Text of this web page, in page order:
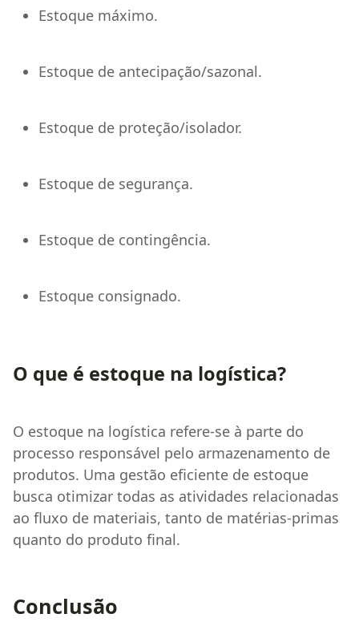
Estoque máximo.
Estoque de antecipação/sazonal.
Estoque de proteção/isolador.
Estoque de segurança.
Estoque de contingência.
Estoque consignado.
O que é estoque na logística?
O estoque na logística refere-se à parte do
processo responsável pelo armazenamento de
produtos. Uma gestão eficiente de estoque
busca otimizar todas as atividades relacionadas
ao fluxo de materiais, tanto de matérias-primas
quanto do produto final.
Conclusão